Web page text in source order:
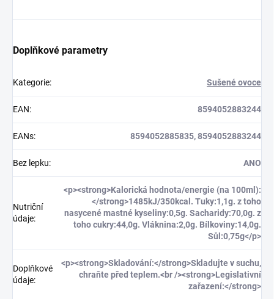
Doplňkové parametry
Kategorie: Sušené ovoce
EAN: 8594052883244
EANs: 8594052885835, 8594052883244
Bez lepku: ANO
Nutriční
údaje:
<p><strong>Kalorická hodnota/energie (na 100ml):
</strong>1485kJ/350kcal. Tuky:1,1g. z toho
nasycené mastné kyseliny:0,5g. Sacharidy:70,0g. z
toho cukry:44,0g. Vláknina:2,0g. Bílkoviny:14,0g.
Sůl:0,75g</p>
Doplňkové
údaje:
<p><strong>Skladování:</strong>Skladujte v suchu,
chraňte před teplem.<br /><strong>Legislativní
zařazení:</strong>